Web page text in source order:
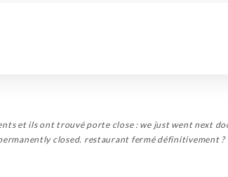
et ils ont trouvé porte close : we just went next
closed. restaurant fermé définitivement ?